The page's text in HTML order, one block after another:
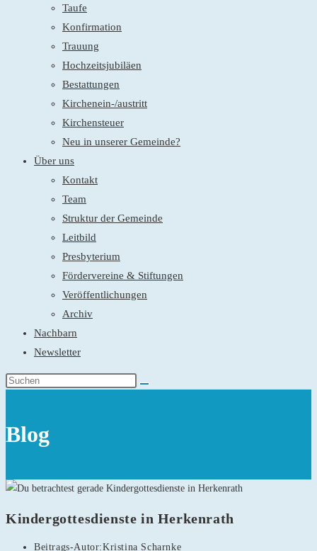
Taufe
Konfirmation
Trauung
Hochzeitsjubiläen
Bestattungen
Kirchenein-/austritt
Kirchensteuer
Neu in unserer Gemeinde?
Über uns
Kontakt
Team
Struktur der Gemeinde
Leitbild
Presbyterium
Fördervereine & Stiftungen
Veröffentlichungen
Archiv
Nachbarn
Newsletter
Blog
Kindergottesdienste in Herkenrath
Beitrags-Autor:Kristina Scharnke